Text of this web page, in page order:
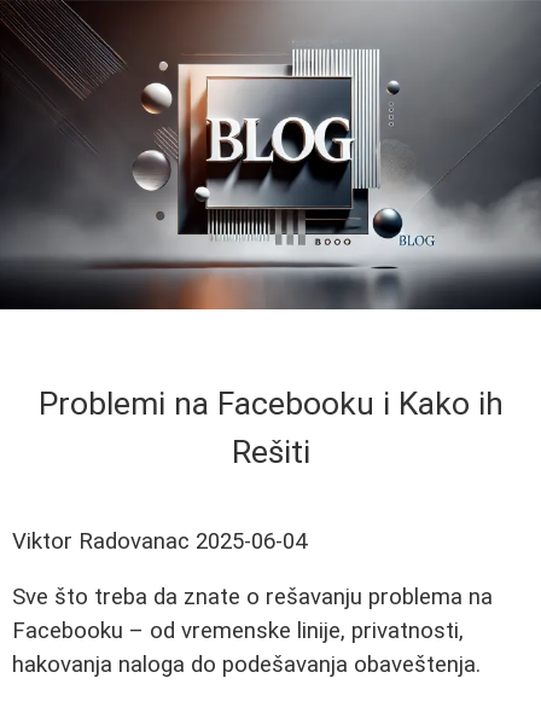
Problemi na Facebooku i Kako ih
Rešiti
Viktor Radovanac 2025-06-04
Sve što treba da znate o rešavanju problema na
Facebooku – od vremenske linije, privatnosti,
hakovanja naloga do podešavanja obaveštenja.